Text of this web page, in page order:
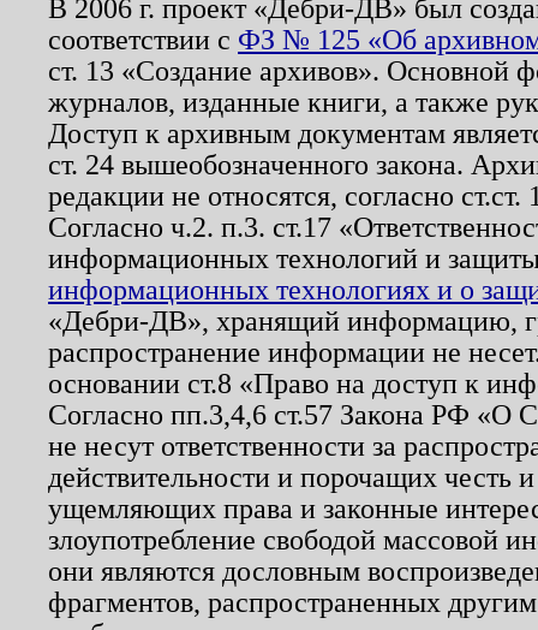
В 2006 г. проект «Дебри-ДВ» был
соответствии с ФЗ № 125 «Об
ст. 13 «Создание архивов». Основной
журналов, изданные книги, а также
Доступ к архивным документам
ст. 24 вышеобозначенного закона.
редакции не относятся, согласно
Согласно ч.2. п.3. ст.17
информационных технологий и
информационных технологиях и о
«Дебри-ДВ», хранящий информацию,
распространение информации не
основании ст.8 «Право на доступ к
Согласно пп.3,4,6 ст.57 Закона РФ «О
не несут ответственности за
действительности и порочащих честь
ущемляющих права и законные
злоупотребление свободой массовой
они являются дословным
фрагментов, распространенных